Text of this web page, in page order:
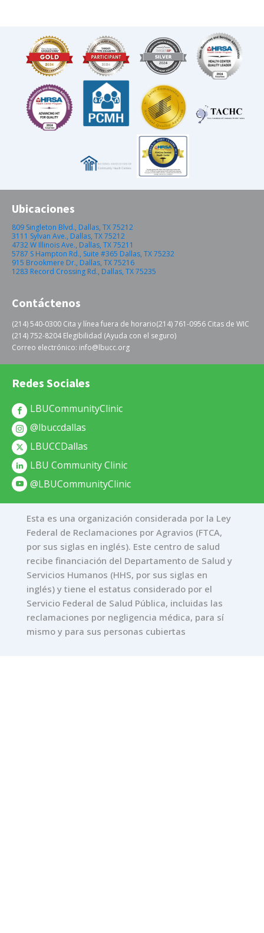
Ubicaciones
809 Singleton Blvd., Dallas, TX 75212
3111 Sylvan Ave., Dallas, TX 75212
4732 W Illinois Ave., Dallas, TX 75211
5787 S Hampton Rd., Suite #365 Dallas, TX 75232
915 Brookmere Dr., Dallas, TX 75216
1283 Record Crossing Rd., Dallas, TX 75235
Contáctenos
(214) 540-0300 Cita y línea fuera de horario(214) 761-0956 Citas de WIC
(214) 752-8204 Elegibilidad (Ayuda con el seguro)
Correo electrónico: info@lbucc.org
Redes Sociales
LBUCommunityClinic
@lbuccdallas
LBUCCDallas
LBU Community Clinic
@LBUCommunityClinic
Esta es una organización considerada por la Ley
Federal de Reclamaciones por Agravios (FTCA,
por sus siglas en inglés). Este centro de salud
recibe financiación del Departamento de Salud y
Servicios Humanos (HHS, por sus siglas en
inglés) y tiene el estatus considerado por el
Servicio Federal de Salud Pública, incluidas las
reclamaciones por negligencia médica, para sí
mismo y para sus personas cubiertas